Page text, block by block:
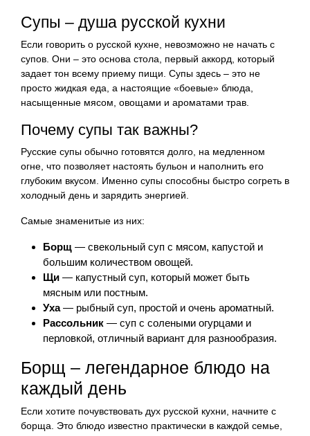
Супы – душа русской кухни
Если говорить о русской кухне, невозможно не начать с
супов. Они – это основа стола, первый аккорд, который
задает тон всему приему пищи. Супы здесь – это не
просто жидкая еда, а настоящие «боевые» блюда,
насыщенные мясом, овощами и ароматами трав.
Почему супы так важны?
Русские супы обычно готовятся долго, на медленном
огне, что позволяет настоять бульон и наполнить его
глубоким вкусом. Именно супы способны быстро согреть в
холодный день и зарядить энергией.
Самые знаменитые из них:
Борщ — свекольный суп с мясом, капустой и
большим количеством овощей.
Щи — капустный суп, который может быть
мясным или постным.
Уха— рыбный суп, простой и очень ароматный.
Рассольник — суп с солеными огурцами и
перловкой, отличный вариант для разнообразия.
Борщ – легендарное блюдо на
каждый день
Если хотите почувствовать дух русской кухни, начните с
борща. Это блюдо известно практически в каждой семье,